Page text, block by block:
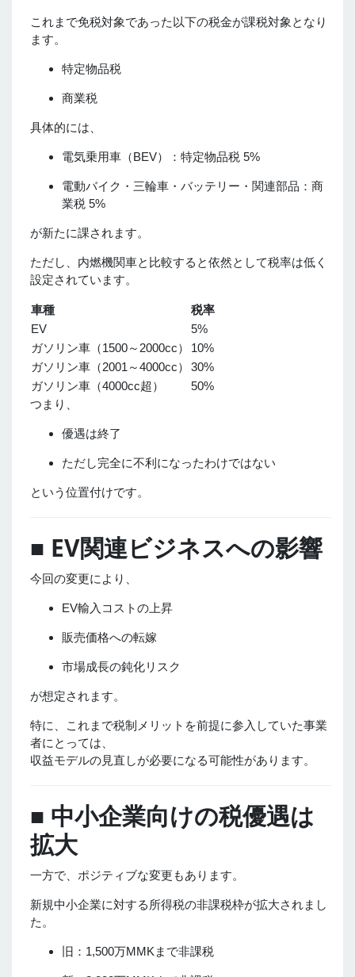
これまで免税対象であった以下の税金が課税対象となり
ます。
特定物品税
商業税
具体的には、
電気乗用車（BEV）：特定物品税 5%
電動バイク・三輪車・バッテリー・関連部品：商
業税 5%
が新たに課されます。
ただし、内燃機関車と比較すると依然として税率は低く
設定されています。
車種
税率
EV
5%
ガソリン車（1500～2000cc）
10%
ガソリン車（2001～4000cc）
30%
ガソリン車（4000cc超）
50%
つまり、
優遇は終了
ただし完全に不利になったわけではない
という位置付けです。
■ EV関連ビジネスへの影響
今回の変更により、
EV輸入コストの上昇
販売価格への転嫁
市場成長の鈍化リスク
が想定されます。
特に、これまで税制メリットを前提に参入していた事業
者にとっては、
収益モデルの見直しが必要になる可能性があります。
■ 中小企業向けの税優遇は
拡大
一方で、ポジティブな変更もあります。
新規中小企業に対する所得税の非課税枠が拡大されまし
た。
旧：1,500万MMKまで非課税